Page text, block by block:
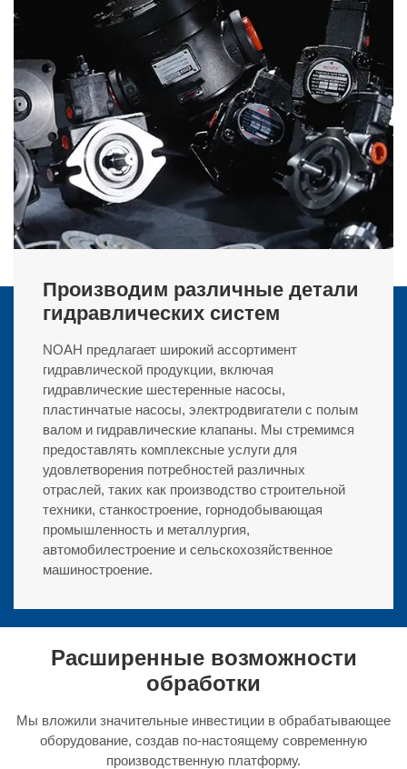
Производим различные детали
гидравлических систем
NOAH предлагает широкий ассортимент
гидравлической продукции, включая
гидравлические шестеренные насосы,
пластинчатые насосы, электродвигатели с полым
валом и гидравлические клапаны. Мы стремимся
предоставлять комплексные услуги для
удовлетворения потребностей различных
отраслей, таких как производство строительной
техники, станкостроение, горнодобывающая
промышленность и металлургия,
автомобилестроение и сельскохозяйственное
машиностроение.
Расширенные возможности
обработки
Мы вложили значительные инвестиции в обрабатывающее
оборудование, создав по-настоящему современную
производственную платформу.